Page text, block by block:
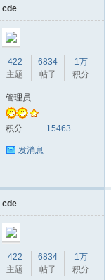
cde
422
主题
6834
帖子
1万
积分
管理员
积分 15463
发消息
cde
422
主题
6834
帖子
1万
积分